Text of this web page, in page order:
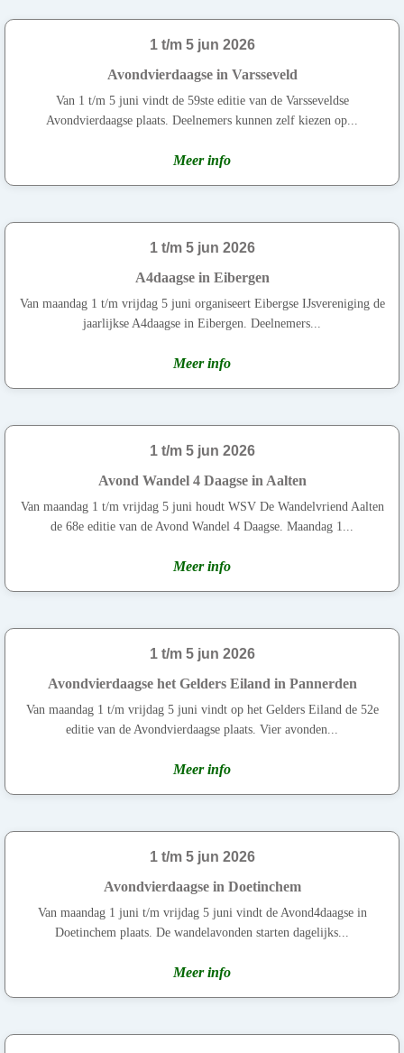
1 t/m 5 jun 2026
Avondvierdaagse in Varsseveld
Van 1 t/m 5 juni vindt de 59ste editie van de Varsseveldse
Avondvierdaagse plaats. Deelnemers kunnen zelf kiezen op...
Meer info
1 t/m 5 jun 2026
A4daagse in Eibergen
Van maandag 1 t/m vrijdag 5 juni organiseert Eibergse IJsvereniging de
jaarlijkse A4daagse in Eibergen. Deelnemers...
Meer info
1 t/m 5 jun 2026
Avond Wandel 4 Daagse in Aalten
Van maandag 1 t/m vrijdag 5 juni houdt WSV De Wandelvriend Aalten
de 68e editie van de Avond Wandel 4 Daagse. Maandag 1...
Meer info
1 t/m 5 jun 2026
Avondvierdaagse het Gelders Eiland in Pannerden
Van maandag 1 t/m vrijdag 5 juni vindt op het Gelders Eiland de 52e
editie van de Avondvierdaagse plaats. Vier avonden...
Meer info
1 t/m 5 jun 2026
Avondvierdaagse in Doetinchem
Van maandag 1 juni t/m vrijdag 5 juni vindt de Avond4daagse in
Doetinchem plaats. De wandelavonden starten dagelijks...
Meer info